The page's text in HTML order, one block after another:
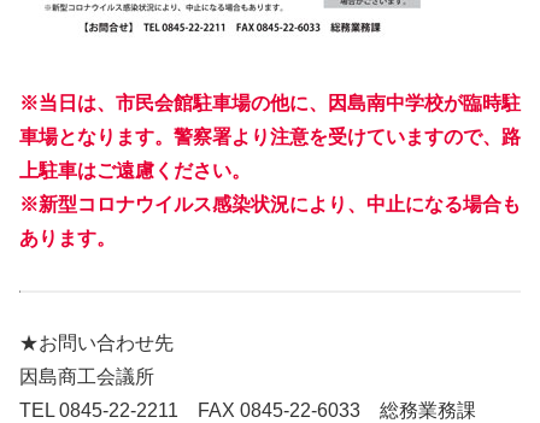
※当日は、市民会館駐車場の他に、因島南中学校が臨時駐
車場となります。警察署より注意を受けていますので、路
上駐車はご遠慮ください。
※新型コロナウイルス感染状況により、中止になる場合も
あります。
★お問い合わせ先
因島商工会議所
TEL 0845-22-2211 FAX 0845-22-6033 総務業務課